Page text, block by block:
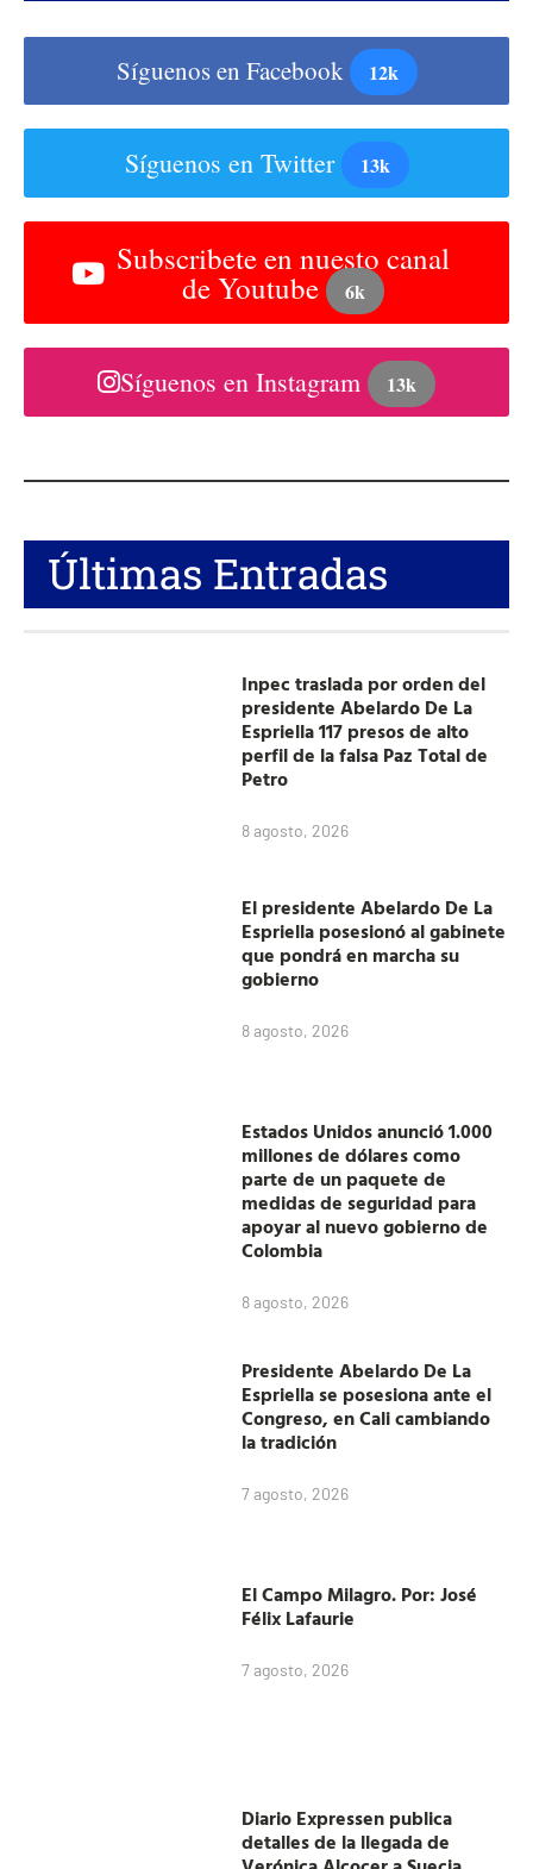
Síguenos en Facebook 12k
Síguenos en Twitter 13k
Subscribete en nuesto canal
de Youtube 6k
Síguenos en Instagram 13k
Últimas Entradas
Inpec traslada por orden del
presidente Abelardo De La
Espriella 117 presos de alto
perfil de la falsa Paz Total de
Petro
8 agosto, 2026
El presidente Abelardo De La
Espriella posesionó al gabinete
que pondrá en marcha su
gobierno
8 agosto, 2026
Estados Unidos anunció 1.000
millones de dólares como
parte de un paquete de
medidas de seguridad para
apoyar al nuevo gobierno de
Colombia
8 agosto, 2026
Presidente Abelardo De La
Espriella se posesiona ante el
Congreso, en Cali cambiando
la tradición
7 agosto, 2026
El Campo Milagro. Por: José
Félix Lafaurie
7 agosto, 2026
Diario Expressen publica
detalles de la llegada de